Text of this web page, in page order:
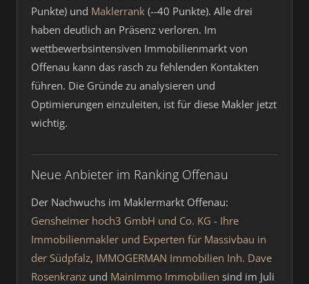
Punkte) und Maklerrank (--40 Punkte). Alle drei
haben deutlich an Präsenz verloren. Im
wettbewerbsintensiven Immobilienmarkt von
Offenau kann das rasch zu fehlenden Kontakten
führen. Die Gründe zu analysieren und
Optimierungen einzuleiten, ist für diese Makler jetzt
wichtig.
Neue Anbieter im Ranking Offenau
Der Nachwuchs im Maklermarkt Offenau:
Gensheimer hoch3 GmbH und Co. KG - Ihre
Immobilienmakler und Experten für Massivbau in
der Südpfalz, IMMOGERMAN Immobilien Inh. Dave
Rosenkranz und MainImmo Immobilien sind im Juli